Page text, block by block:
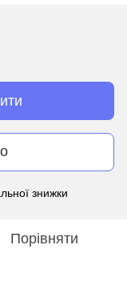
знижки
Порівняти